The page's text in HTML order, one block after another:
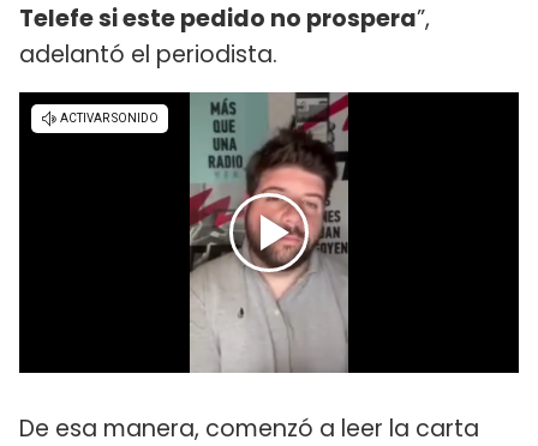
Telefe si este pedido no prospera”,
adelantó el periodista.
De esa manera, comenzó a leer la carta